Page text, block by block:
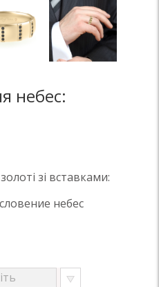
небес:
зі вставками:
небес